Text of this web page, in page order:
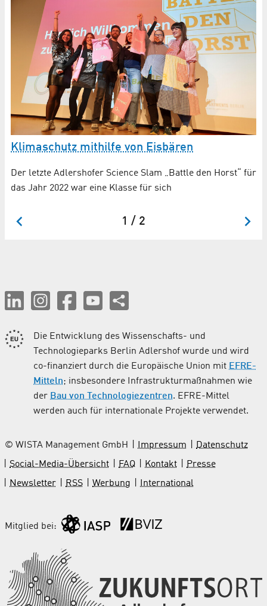
Klimaschutz mithilfe von Eisbären
Der letzte Adlershofer Science Slam „Battle den Horst“ für
das Jahr 2022 war eine Klasse für sich
1 / 2
Die Entwicklung des Wissenschafts- und
Technologieparks Berlin Adlershof wurde und wird
co-finanziert durch die Europäische Union mit EFRE-
Mitteln; insbesondere Infrastrukturmaßnahmen wie
der Bau von Technologiezentren. EFRE-Mittel
werden auch für internationale Projekte verwendet.
© WISTA Management GmbH Impressum
Datenschutz
Social-Media-Übersicht
FAQ Kontakt
Presse
Newsletter
RSS Werbung International
Mitglied bei: